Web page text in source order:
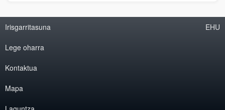
Irisgarritasuna
Lege oharra
Kontaktua
Mapa
EHU